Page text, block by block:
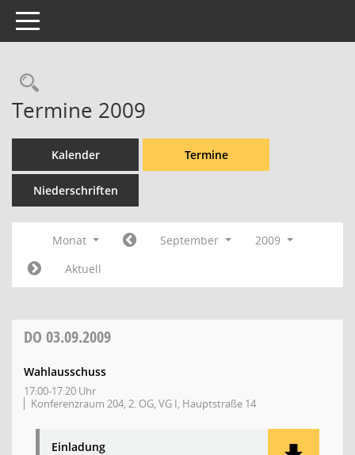
Toggle navigation
Rechercheauswahl
Termine 2009
Kalender Termine
Niederschriften
Monat September
2009
Aktuell
DO 03.09.2009
Wahlausschuss
17:00-17:20 Uhr
Konferenzraum 204, 2. OG, VG I, Hauptstraße 14
Einladung